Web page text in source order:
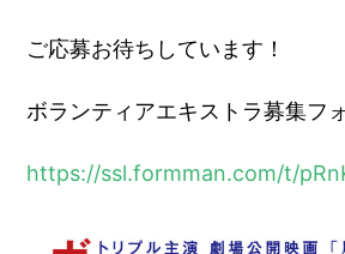
ご応募お待ちしています！
ボランティアエキストラ募集フ
https://ssl.formman.com/t/